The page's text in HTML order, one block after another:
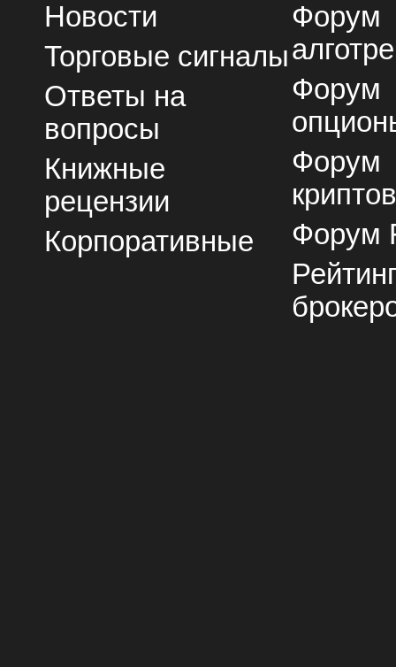
Новости
Торговые сигналы
Ответы на
вопросы
Книжные
рецензии
Корпоративные
Форум
Форум
Форум
Форум